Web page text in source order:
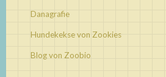
Danagrafie
Hundekekse von Zookies
Blog von Zoobio